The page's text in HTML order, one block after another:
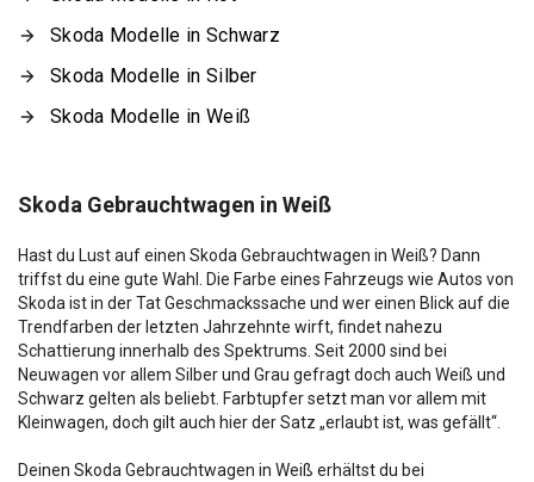
Skoda Modelle in Schwarz
Skoda Modelle in Silber
Skoda Modelle in Weiß
Skoda Gebrauchtwagen in Weiß
Hast du Lust auf einen Skoda Gebrauchtwagen in Weiß? Dann
triffst du eine gute Wahl. Die Farbe eines Fahrzeugs wie Autos von
Skoda ist in der Tat Geschmackssache und wer einen Blick auf die
Trendfarben der letzten Jahrzehnte wirft, findet nahezu
Schattierung innerhalb des Spektrums. Seit 2000 sind bei
Neuwagen vor allem Silber und Grau gefragt doch auch Weiß und
Schwarz gelten als beliebt. Farbtupfer setzt man vor allem mit
Kleinwagen, doch gilt auch hier der Satz „erlaubt ist, was gefällt“.
Deinen Skoda Gebrauchtwagen in Weiß erhältst du bei